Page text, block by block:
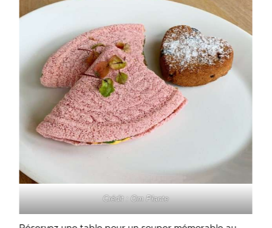
Crédit : Om Plante